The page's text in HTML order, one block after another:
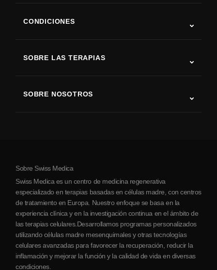
CONDICIONES
Enfermedad de Parkinson
Artritis
SOBRE LAS TERAPIAS
SOBRE NOSOTROS
Sobre Serbia
Colaboraciones
Sobre Swiss Medica
Swiss Medica es un centro de medicina regenerativa
especializado en terapias basadas en células madre, con centros
de tratamiento en Europa. Nuestro enfoque se basa en la
experiencia clínica y en la investigación continua en el ámbito de
las terapias celulares.Desarrollamos programas personalizados
utilizando células madre mesenquimales y otras tecnologías
celulares avanzadas para favorecer la recuperación, reducir la
inflamación y mejorar la función y la calidad de vida en diversas
condiciones.